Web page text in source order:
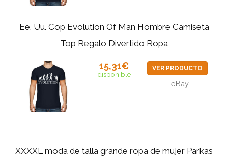
Ee. Uu. Cop Evolution Of Man Hombre Camiseta
Top Regalo Divertido Ropa
15,31€
disponible
VER PRODUCTO
eBay
XXXXL moda de talla grande ropa de mujer Parkas